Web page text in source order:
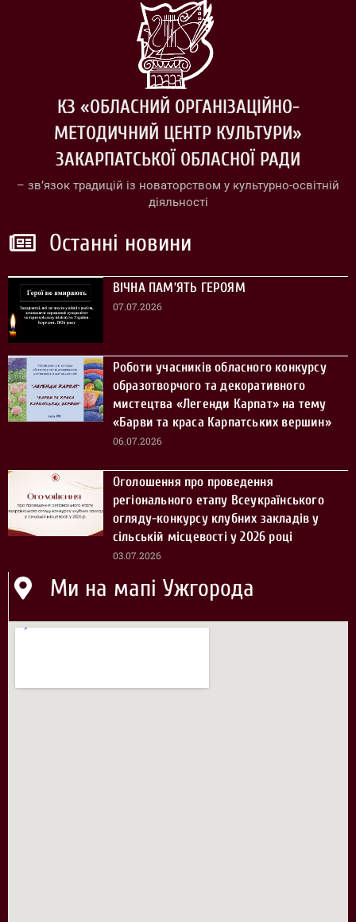
КЗ «ОБЛАСНИЙ ОРГАНІЗАЦІЙНО-
МЕТОДИЧНИЙ ЦЕНТР КУЛЬТУРИ»
ЗАКАРПАТСЬКОЇ ОБЛАСНОЇ РАДИ
– зв’язок традицій із новаторством у культурно-освітній
діяльності
Останні новини
ВІЧНА ПАМ’ЯТЬ ГЕРОЯМ
07.07.2026
Роботи учасників обласного конкурсу
образотворчого та декоративного
мистецтва «Легенди Карпат» на тему
«Барви та краса Карпатських вершин»
06.07.2026
Оголошення про проведення
регіонального етапу Всеукраїнського
огляду-конкурсу клубних закладів у
сільській місцевості у 2026 році
03.07.2026
Ми на мапі Ужгорода